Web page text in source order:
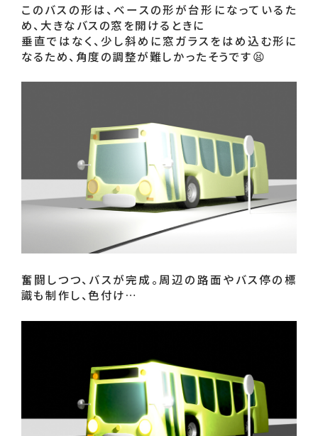
このバスの形は、ベースの形が台形になっているた
め、大きなバスの窓を開けるときに
垂直ではなく、少し斜めに窓ガラスをはめ込む形に
なるため、角度の調整が難しかったそうです😫
奮闘しつつ、バスが完成。周辺の路面やバス停の標
識も制作し、色付け…